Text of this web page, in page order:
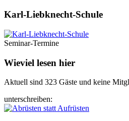
Karl-Liebknecht-­Schule
Seminar-Termine
Wieviel lesen hier
Aktuell sind 323 Gäste und keine
unterschreiben: